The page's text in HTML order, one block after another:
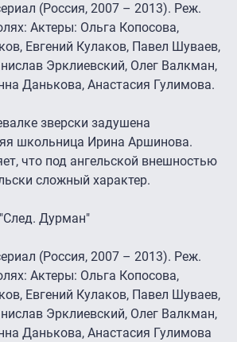
(Россия, 2007 – 2013). Реж.
Актеры: Ольга Копосова,
Евгений Кулаков, Павел Шуваев,
Эрклиевский, Олег Валкман,
Данькова, Анастасия Гулимова.
зверски задушена
школьница Ирина Аршинова.
что под ангельской внешностью
сложный характер.
Дурман"
(Россия, 2007 – 2013). Реж.
Актеры: Ольга Копосова,
Евгений Кулаков, Павел Шуваев,
Эрклиевский, Олег Валкман,
Данькова, Анастасия Гулимова